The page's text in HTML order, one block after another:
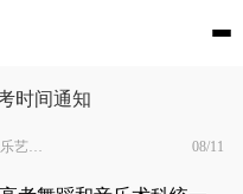
时间通知
作者：星知海音乐艺考Soundsheard 08/11